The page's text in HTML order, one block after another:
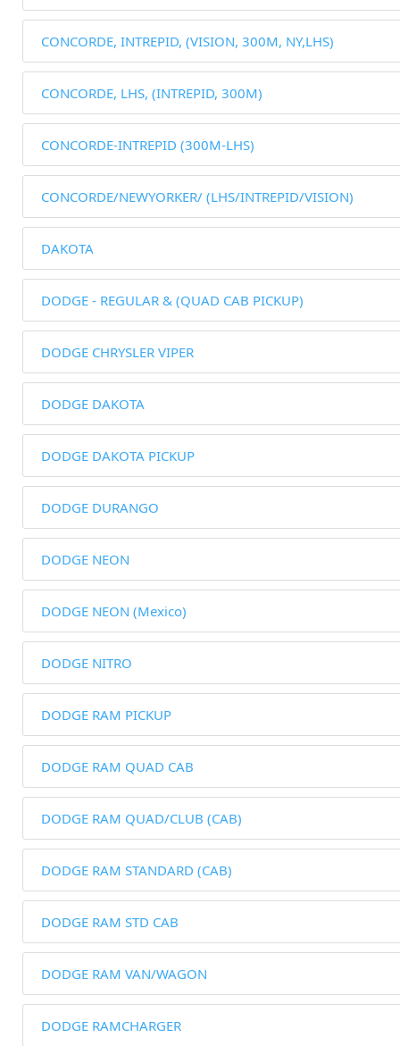
CONCORDE, INTREPID, (VISION, 300M, NY,LHS)
CONCORDE, LHS, (INTREPID, 300M)
CONCORDE-INTREPID (300M-LHS)
CONCORDE/NEWYORKER/ (LHS/INTREPID/VISION)
DAKOTA
DODGE - REGULAR & (QUAD CAB PICKUP)
DODGE CHRYSLER VIPER
DODGE DAKOTA
DODGE DAKOTA PICKUP
DODGE DURANGO
DODGE NEON
DODGE NEON (Mexico)
DODGE NITRO
DODGE RAM PICKUP
DODGE RAM QUAD CAB
DODGE RAM QUAD/CLUB (CAB)
DODGE RAM STANDARD (CAB)
DODGE RAM STD CAB
DODGE RAM VAN/WAGON
DODGE RAMCHARGER